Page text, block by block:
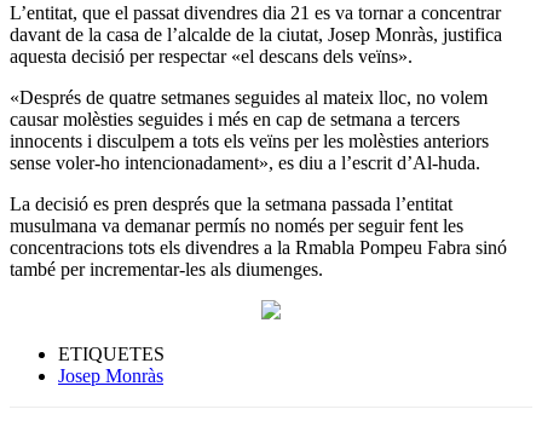
L’entitat, que el passat divendres dia 21 es va tornar a concentrar
davant de la casa de l’alcalde de la ciutat, Josep Monràs, justifica
aquesta decisió per respectar «el descans dels veïns».
«Després de quatre setmanes seguides al mateix lloc, no volem
causar molèsties seguides i més en cap de setmana a tercers
innocents i disculpem a tots els veïns per les molèsties anteriors
sense voler-ho intencionadament», es diu a l’escrit d’Al-huda.
La decisió es pren després que la setmana passada l’entitat
musulmana va demanar permís no només per seguir fent les
concentracions tots els divendres a la Rmabla Pompeu Fabra sinó
també per incrementar-les als diumenges.
ETIQUETES
Josep Monràs